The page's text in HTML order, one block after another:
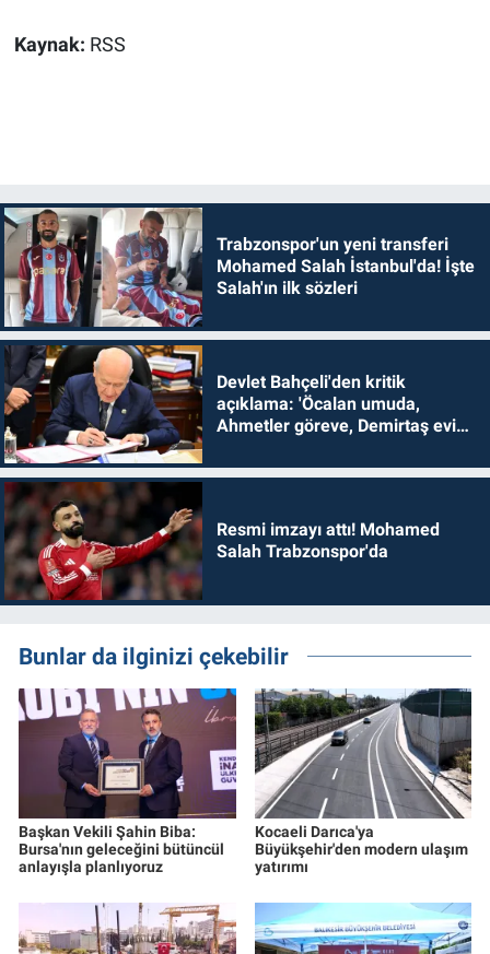
Kaynak: RSS
Trabzonspor'un yeni transferi
Mohamed Salah İstanbul'da! İşte
Salah'ın ilk sözleri
Devlet Bahçeli'den kritik
açıklama: 'Öcalan umuda,
Ahmetler göreve, Demirtaş evine
Resmi imzayı attı! Mohamed
Salah Trabzonspor'da
Bunlar da ilginizi çekebilir
Başkan Vekili Şahin Biba:
Bursa'nın geleceğini bütüncül
anlayışla planlıyoruz
Kocaeli Darıca'ya
Büyükşehir'den modern ulaşım
yatırımı